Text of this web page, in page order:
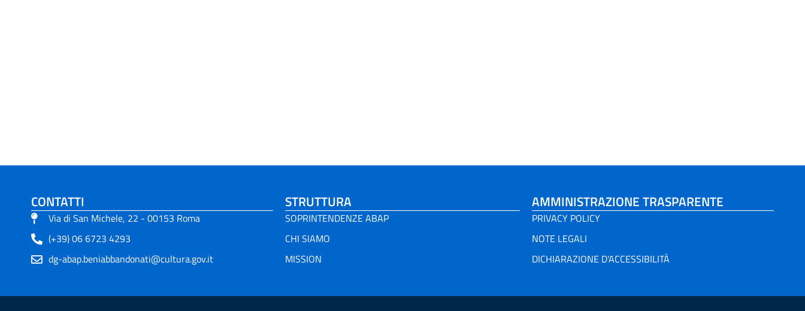
CONTATTI
Via di San Michele, 22 - 00153 Roma
(+39) 06 6723 4293
dg-abap.beniabbandonati@cultura.gov.it
STRUTTURA
SOPRINTENDENZE ABAP
CHI SIAMO
MISSION
AMMINISTRAZIONE TRASPARENTE
PRIVACY POLICY
NOTE LEGALI
DICHIARAZIONE D'ACCESSIBILITÀ